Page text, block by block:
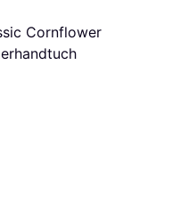
Cornflower